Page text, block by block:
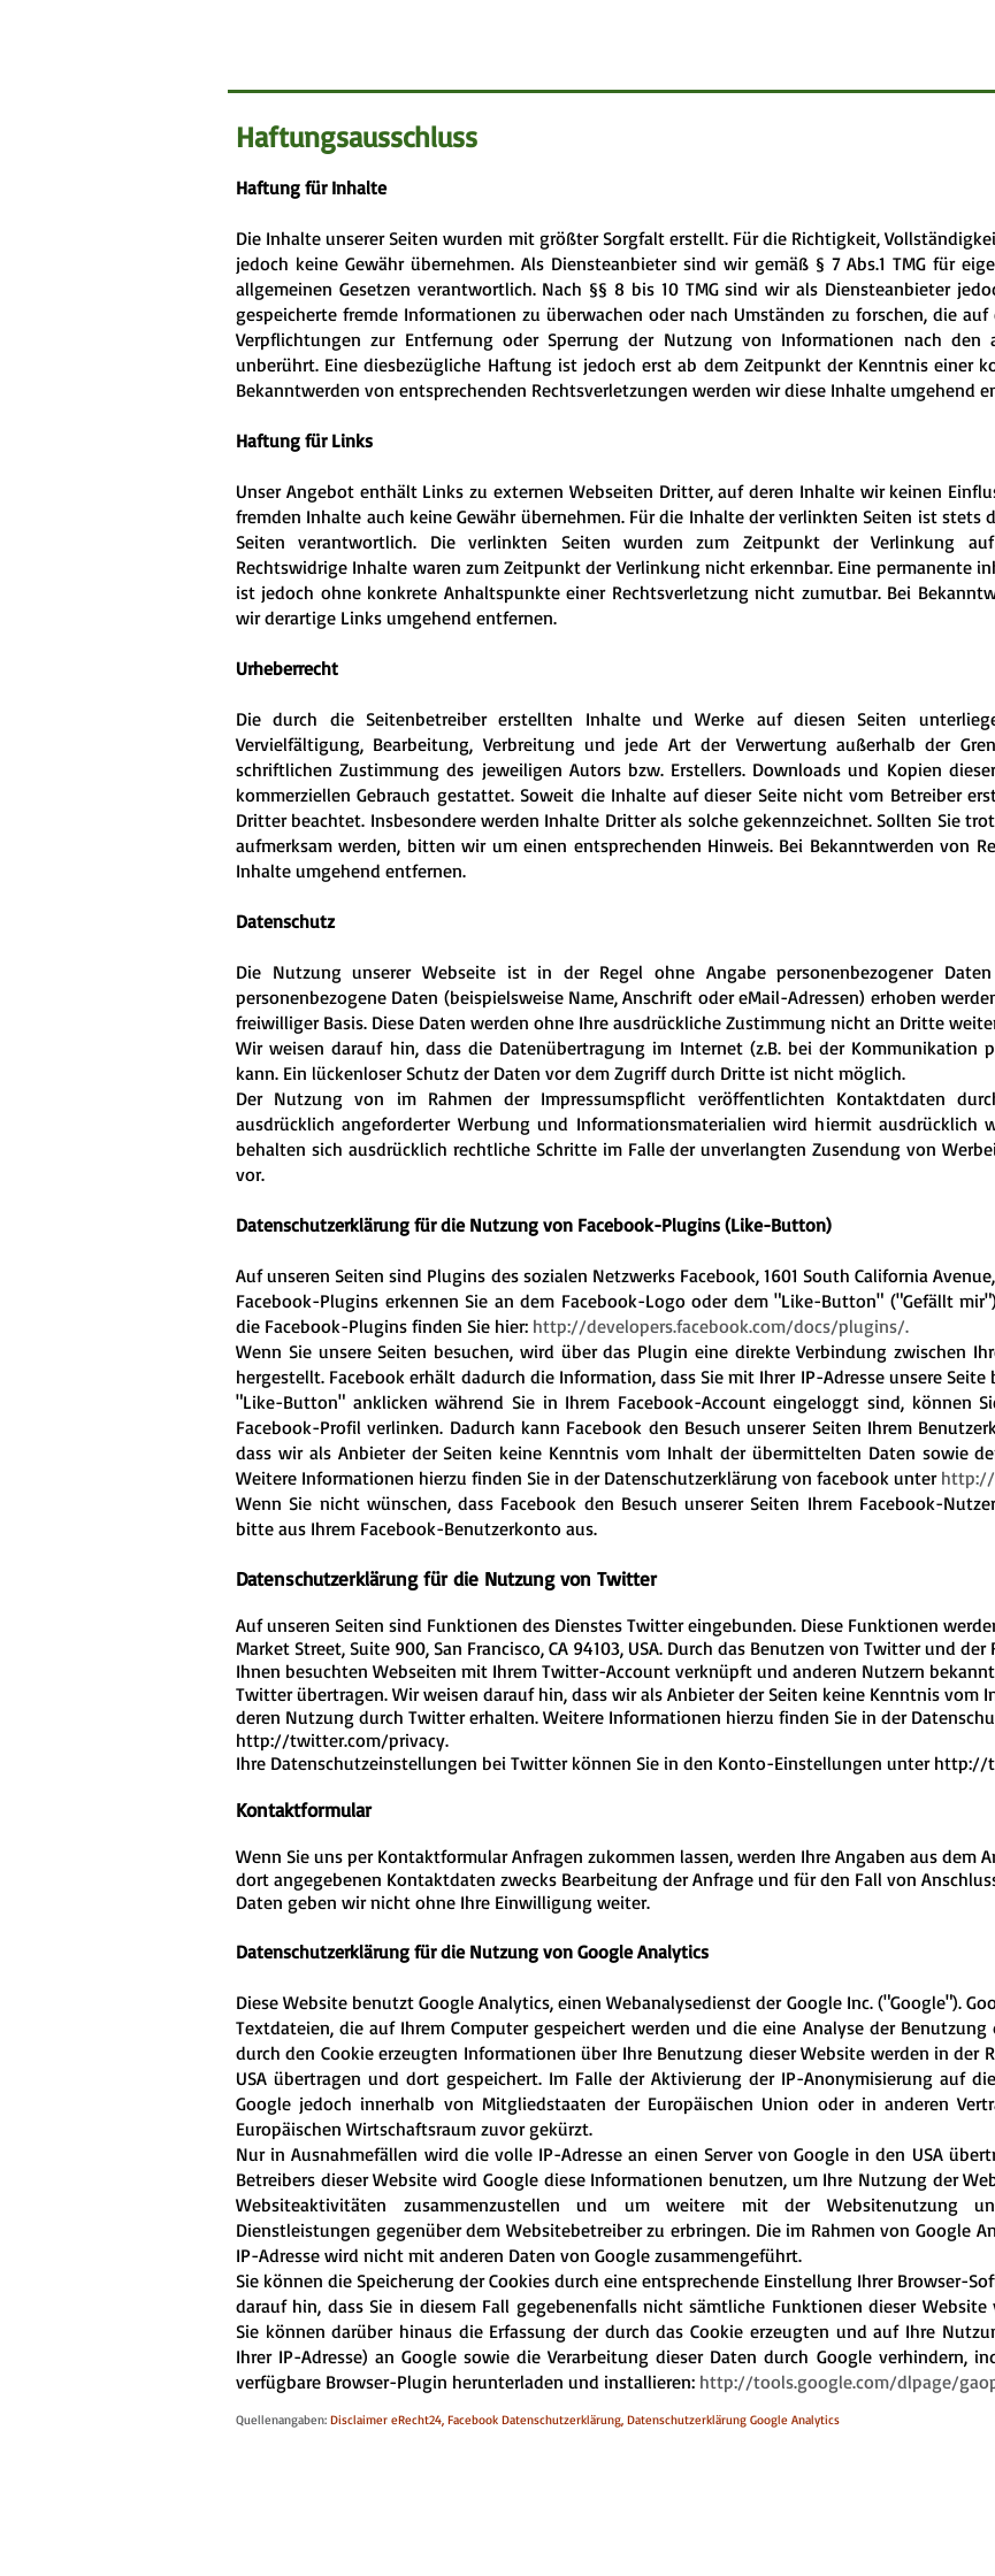
Haftungsausschluss
Haftung für Inhalte
Die Inhalte unserer Seiten wurden mit größter Sorgfalt erstellt. Für die Richtigkeit,
jedoch keine Gewähr übernehmen. Als Diensteanbieter sind wir gemäß § 7 Abs.1 TMG für
allgemeinen Gesetzen verantwortlich. Nach §§ 8 bis 10 TMG sind wir als Diensteanbieter
gespeicherte fremde Informationen zu überwachen oder nach Umständen zu forschen, die
Verpflichtungen zur Entfernung oder Sperrung der Nutzung von Informationen nach den
unberührt. Eine diesbezügliche Haftung ist jedoch erst ab dem Zeitpunkt der Kenntnis einer
Bekanntwerden von entsprechenden Rechtsverletzungen werden wir diese Inhalte umgehend
Haftung für Links
Unser Angebot enthält Links zu externen Webseiten Dritter, auf deren Inhalte wir keinen
fremden Inhalte auch keine Gewähr übernehmen. Für die Inhalte der verlinkten Seiten ist stets
Seiten verantwortlich. Die verlinkten Seiten wurden zum Zeitpunkt der Verlinkung
Rechtswidrige Inhalte waren zum Zeitpunkt der Verlinkung nicht erkennbar. Eine permanente
ist jedoch ohne konkrete Anhaltspunkte einer Rechtsverletzung nicht zumutbar. Bei
wir derartige Links umgehend entfernen.
Urheberrecht
Die durch die Seitenbetreiber erstellten Inhalte und Werke auf diesen Seiten
Vervielfältigung, Bearbeitung, Verbreitung und jede Art der Verwertung außerhalb der
schriftlichen Zustimmung des jeweiligen Autors bzw. Erstellers. Downloads und Kopien
kommerziellen Gebrauch gestattet. Soweit die Inhalte auf dieser Seite nicht vom Betreiber
Dritter beachtet. Insbesondere werden Inhalte Dritter als solche gekennzeichnet. Sollten Sie
aufmerksam werden, bitten wir um einen entsprechenden Hinweis. Bei Bekanntwerden von
Inhalte umgehend entfernen.
Datenschutz
Die Nutzung unserer Webseite ist in der Regel ohne Angabe personenbezogener
personenbezogene Daten (beispielsweise Name, Anschrift oder eMail-Adressen) erhoben
freiwilliger Basis. Diese Daten werden ohne Ihre ausdrückliche Zustimmung nicht an Dritte
Wir weisen darauf hin, dass die Datenübertragung im Internet (z.B. bei der Kommunikation
kann. Ein lückenloser Schutz der Daten vor dem Zugriff durch Dritte ist nicht möglich.
Der Nutzung von im Rahmen der Impressumspflicht veröffentlichten Kontaktdaten
ausdrücklich angeforderter Werbung und Informationsmaterialien wird hiermit ausdrücklich
behalten sich ausdrücklich rechtliche Schritte im Falle der unverlangten Zusendung von
vor.
Datenschutzerklärung für die Nutzung von Facebook-Plugins (Like-Button)
Auf unseren Seiten sind Plugins des sozialen Netzwerks Facebook, 1601 South California
Facebook-Plugins erkennen Sie an dem Facebook-Logo oder dem "Like-Button" ("Gefällt
die Facebook-Plugins finden Sie hier: http://developers.facebook.com/docs/plugins/.
Wenn Sie unsere Seiten besuchen, wird über das Plugin eine direkte Verbindung zwischen
hergestellt. Facebook erhält dadurch die Information, dass Sie mit Ihrer IP-Adresse unsere
"Like-Button" anklicken während Sie in Ihrem Facebook-Account eingeloggt sind, können
Facebook-Profil verlinken. Dadurch kann Facebook den Besuch unserer Seiten Ihrem
dass wir als Anbieter der Seiten keine Kenntnis vom Inhalt der übermittelten Daten sowie
Weitere Informationen hierzu finden Sie in der Datenschutzerklärung von facebook unter http://
Wenn Sie nicht wünschen, dass Facebook den Besuch unserer Seiten Ihrem Facebook-
bitte aus Ihrem Facebook-Benutzerkonto aus.
Datenschutzerklärung für die Nutzung von Twitter
Auf unseren Seiten sind Funktionen des Dienstes Twitter eingebunden. Diese Funktionen
Market Street, Suite 900, San Francisco, CA 94103, USA. Durch das Benutzen von Twitter und
Ihnen besuchten Webseiten mit Ihrem Twitter-Account verknüpft und anderen Nutzern
Twitter übertragen. Wir weisen darauf hin, dass wir als Anbieter der Seiten keine Kenntnis
deren Nutzung durch Twitter erhalten. Weitere Informationen hierzu finden Sie in der
http://twitter.com/privacy.
Ihre Datenschutzeinstellungen bei Twitter können Sie in den Konto-Einstellungen unter http://
Kontaktformular
Wenn Sie uns per Kontaktformular Anfragen zukommen lassen, werden Ihre Angaben aus dem
dort angegebenen Kontaktdaten zwecks Bearbeitung der Anfrage und für den Fall von
Daten geben wir nicht ohne Ihre Einwilligung weiter.
Datenschutzerklärung für die Nutzung von Google Analytics
Diese Website benutzt Google Analytics, einen Webanalysedienst der Google Inc. ("Google").
Textdateien, die auf Ihrem Computer gespeichert werden und die eine Analyse der
durch den Cookie erzeugten Informationen über Ihre Benutzung dieser Website werden in der
USA übertragen und dort gespeichert. Im Falle der Aktivierung der IP-Anonymisierung auf
Google jedoch innerhalb von Mitgliedstaaten der Europäischen Union oder in anderen
Europäischen Wirtschaftsraum zuvor gekürzt.
Nur in Ausnahmefällen wird die volle IP-Adresse an einen Server von Google in den USA
Betreibers dieser Website wird Google diese Informationen benutzen, um Ihre Nutzung der
Websiteaktivitäten zusammenzustellen und um weitere mit der Websitenutzung
Dienstleistungen gegenüber dem Websitebetreiber zu erbringen. Die im Rahmen von Google
IP-Adresse wird nicht mit anderen Daten von Google zusammengeführt.
Sie können die Speicherung der Cookies durch eine entsprechende Einstellung Ihrer Browser-
darauf hin, dass Sie in diesem Fall gegebenenfalls nicht sämtliche Funktionen dieser
Sie können darüber hinaus die Erfassung der durch das Cookie erzeugten und auf Ihre
Ihrer IP-Adresse) an Google sowie die Verarbeitung dieser Daten durch Google verhindern,
verfügbare Browser-Plugin herunterladen und installieren: http://tools.google.com/dlpage/
Quellenangaben: Disclaimer eRecht24, Facebook Datenschutzerklärung, Datenschutzerklärung Google Analytics